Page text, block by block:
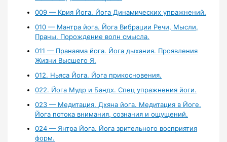
009 — Крия Йога. Йога Динамических упражнений.
010 — Мантра йога. Йога Вибрации Речи, Мысли,
Праны. Порождение волн смысла.
011 — Пранаяма йога. Йога дыхания. Проявления
Жизни Высшего Я.
012. Ньяса Йога. Йога прикосновения.
022. Йога Мудр и Бандх. Спец упражнения йоги.
023 — Медитация. Дхяна йога. Медитация в Йоге.
Йога потока внимания, сознания и ощущений.
024 — Янтра Йога. Йога зрительного восприятия
форм.